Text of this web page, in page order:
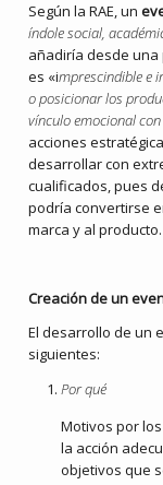
Según la RAE, un
índole social,
añadiría desde una
es «imprescindible e
o posicionar los
vínculo emocional
acciones
desarrollar con
cualificados, pues
podría convertirse
marca y al producto.
Creación de un
El desarrollo de un
siguientes:
Por qué
Motivos por
la acción
objetivos que